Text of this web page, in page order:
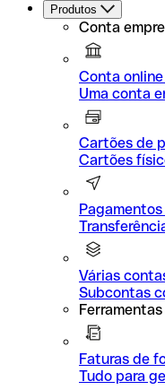
Produtos
Conta
Conta
Uma conta
Cartões de
Cartões
Várias
Subcontas
Faturas de
Tudo para